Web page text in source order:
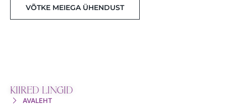
VÕTKE MEIEGA ÜHENDUST
KIIRED LINGID
AVALEHT